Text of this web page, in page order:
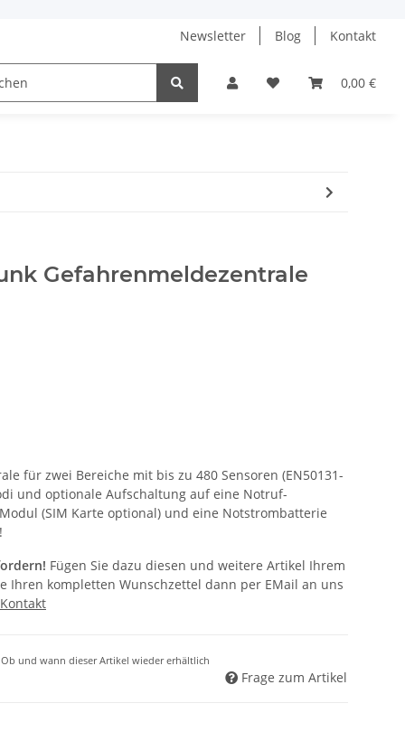
Newsletter Blog Kontakt
0,00 €
Anlagen
Gefahrenmeldezentrale
für zwei Bereiche mit bis zu 480 Sensoren (EN50131-
und optionale Aufschaltung auf eine Notruf-
(SIM Karte optional) und eine Notstrombatterie
Fügen Sie dazu diesen und weitere Artikel Ihrem
Ihren kompletten Wunschzettel dann per EMail an uns
Kontakt
und wann dieser Artikel wieder erhältlich
Frage zum Artikel